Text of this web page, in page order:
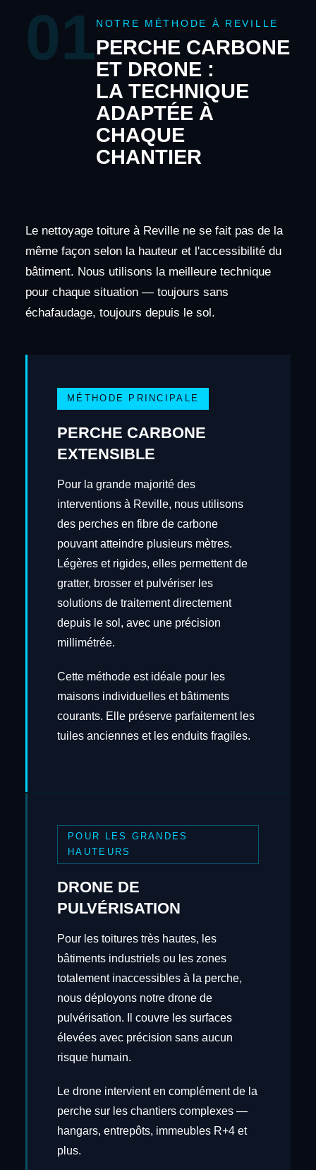
01 NOTRE MÉTHODE À REVILLE
PERCHE CARBONE
ET DRONE :
LA TECHNIQUE
ADAPTÉE À
CHAQUE
CHANTIER
Le nettoyage toiture à Reville ne se fait pas de la
même façon selon la hauteur et l'accessibilité du
bâtiment. Nous utilisons la meilleure technique
pour chaque situation — toujours sans
échafaudage, toujours depuis le sol.
MÉTHODE PRINCIPALE
PERCHE CARBONE
EXTENSIBLE
Pour la grande majorité des
interventions à Reville, nous utilisons
des perches en fibre de carbone
pouvant atteindre plusieurs mètres.
Légères et rigides, elles permettent de
gratter, brosser et pulvériser les
solutions de traitement directement
depuis le sol, avec une précision
millimétrée.
Cette méthode est idéale pour les
maisons individuelles et bâtiments
courants. Elle préserve parfaitement les
tuiles anciennes et les enduits fragiles.
POUR LES GRANDES
HAUTEURS
DRONE DE
PULVÉRISATION
Pour les toitures très hautes, les
bâtiments industriels ou les zones
totalement inaccessibles à la perche,
nous déployons notre drone de
pulvérisation. Il couvre les surfaces
élevées avec précision sans aucun
risque humain.
Le drone intervient en complément de la
perche sur les chantiers complexes —
hangars, entrepôts, immeubles R+4 et
plus.